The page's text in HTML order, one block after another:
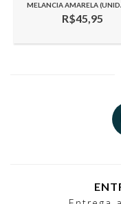
MELANCIA AMARELA
R$45,95